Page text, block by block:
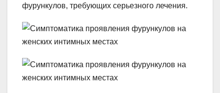
фурункулов, требующих серьезного лечения.